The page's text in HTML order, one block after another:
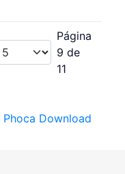
Página
9 de
11
Phoca Download